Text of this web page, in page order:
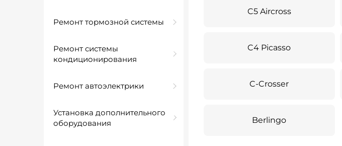
Ремонт тормозной системы
Ремонт системы
кондиционирования
Ремонт автоэлектрики
Установка дополнительного
оборудования
C5 Aircross
C4 Picasso
C-Crosser
Berlingo